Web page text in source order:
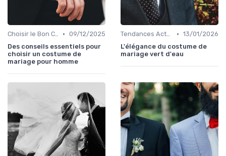
Choisir le Bon Costume • 09/12/2025
Des conseils essentiels pour
choisir un costume de
mariage pour homme
Tendances Actuelles • 13/01/2026
L'élégance du costume de
mariage vert d'eau